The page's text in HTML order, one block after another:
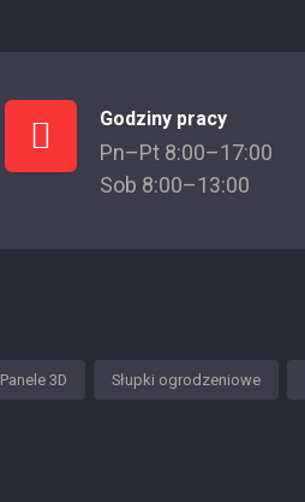
Godziny pracy
Pn–Pt 8:00–17:00
Sob 8:00–13:00
Panele 3D Słupki ogrodzeniowe